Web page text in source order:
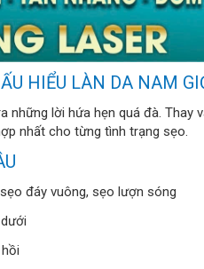
HIỂU LÀN DA NAM
những lời hứa hẹn quá đà. Thay
nhất cho từng tình trạng sẹo.
đáy vuông, sẹo lượn sóng